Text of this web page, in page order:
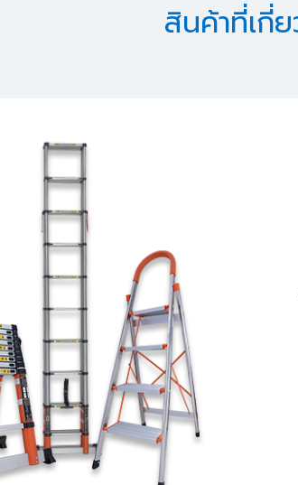
สินค้าที่เกี่